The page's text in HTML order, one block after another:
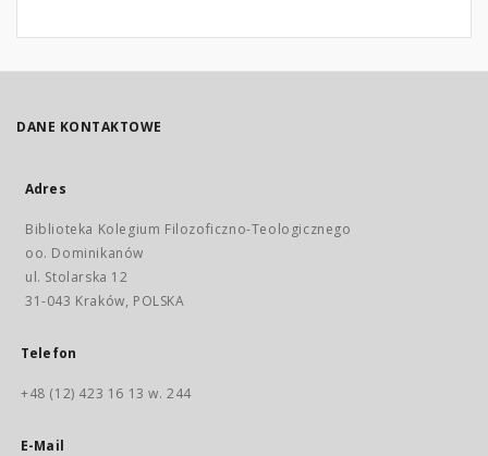
DANE KONTAKTOWE
Adres
Biblioteka Kolegium Filozoficzno-Teologicznego
oo. Dominikanów
ul. Stolarska 12
31-043 Kraków, POLSKA
Telefon
+48 (12) 423 16 13 w. 244
E-Mail